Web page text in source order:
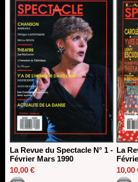
La Revue du Spectacle N° 1 -
Février Mars 1990
10,00 €
La
10,00